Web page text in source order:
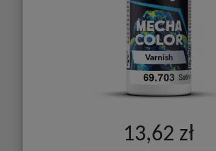
13,62 zł